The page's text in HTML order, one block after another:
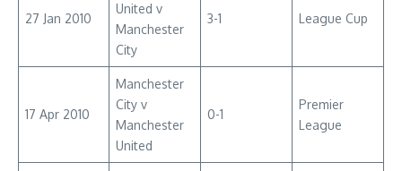
27 Jan 2010
United v
Manchester
City
3-1 League Cup
17 Apr 2010
Manchester
City v
Manchester
United
0-1
Premier
League